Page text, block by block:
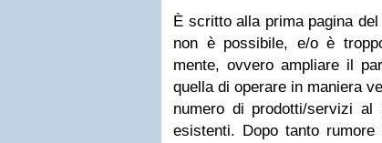
È scritto alla prima pagina
non è pos­si­bile, e/o è
mente, ovvero ampliare il
quella di ope­rare in maniera
numero di prodotti/servizi
esi­stenti. Dopo tanto